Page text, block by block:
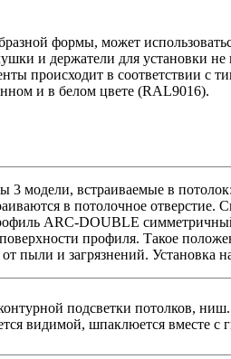
формы, может
и держатели для установки
происходит в соответствии с
и в белом цвете (RAL9016).
3 модели, встраиваемые в
в потолочное
ARC-DOUBLE
профиля. Такое
пыли и загрязнений. Установка
подсветки потолков, ниш.
видимой, шпаклюется вместе